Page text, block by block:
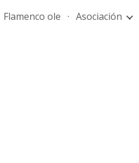
Skip to navigation
Flamenco ole Asociación